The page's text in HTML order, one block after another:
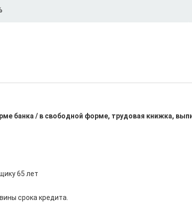
банка / в свободной форме, трудовая книжка,
65 лет
срока кредита.